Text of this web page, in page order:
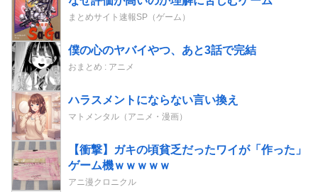
まとめサイト速報SP（ゲーム）
僕の心のヤバイやつ、あと3話で完結
おまとめ : アニメ
ハラスメントにならない言い換え️
マトメンタル（アニメ・漫画）
【衝撃】ガキの頃貧乏だったワイが「作った」
ゲーム機ｗｗｗｗｗ
アニ漫クロニクル